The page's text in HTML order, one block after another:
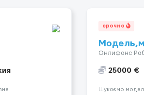
срочно
Онлифанс
25000 €
Шукаємо